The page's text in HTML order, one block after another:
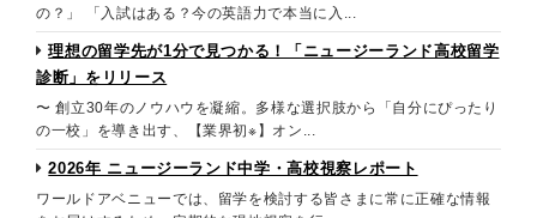
の？」 「入試はある？今の英語力で本当に入...
理想の留学先が1分で見つかる！「ニュージーランド高校留学
診断」をリリース
〜 創立30年のノウハウを凝縮。多様な選択肢から「自分にぴったり
の一校」を導き出す、【業界初※】オン...
2026年 ニュージーランド中学・高校視察レポート
ワールドアベニューでは、留学を検討する皆さまに常に正確な情報